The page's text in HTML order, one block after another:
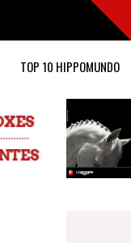
TOP 10 HIPPOMUNDO